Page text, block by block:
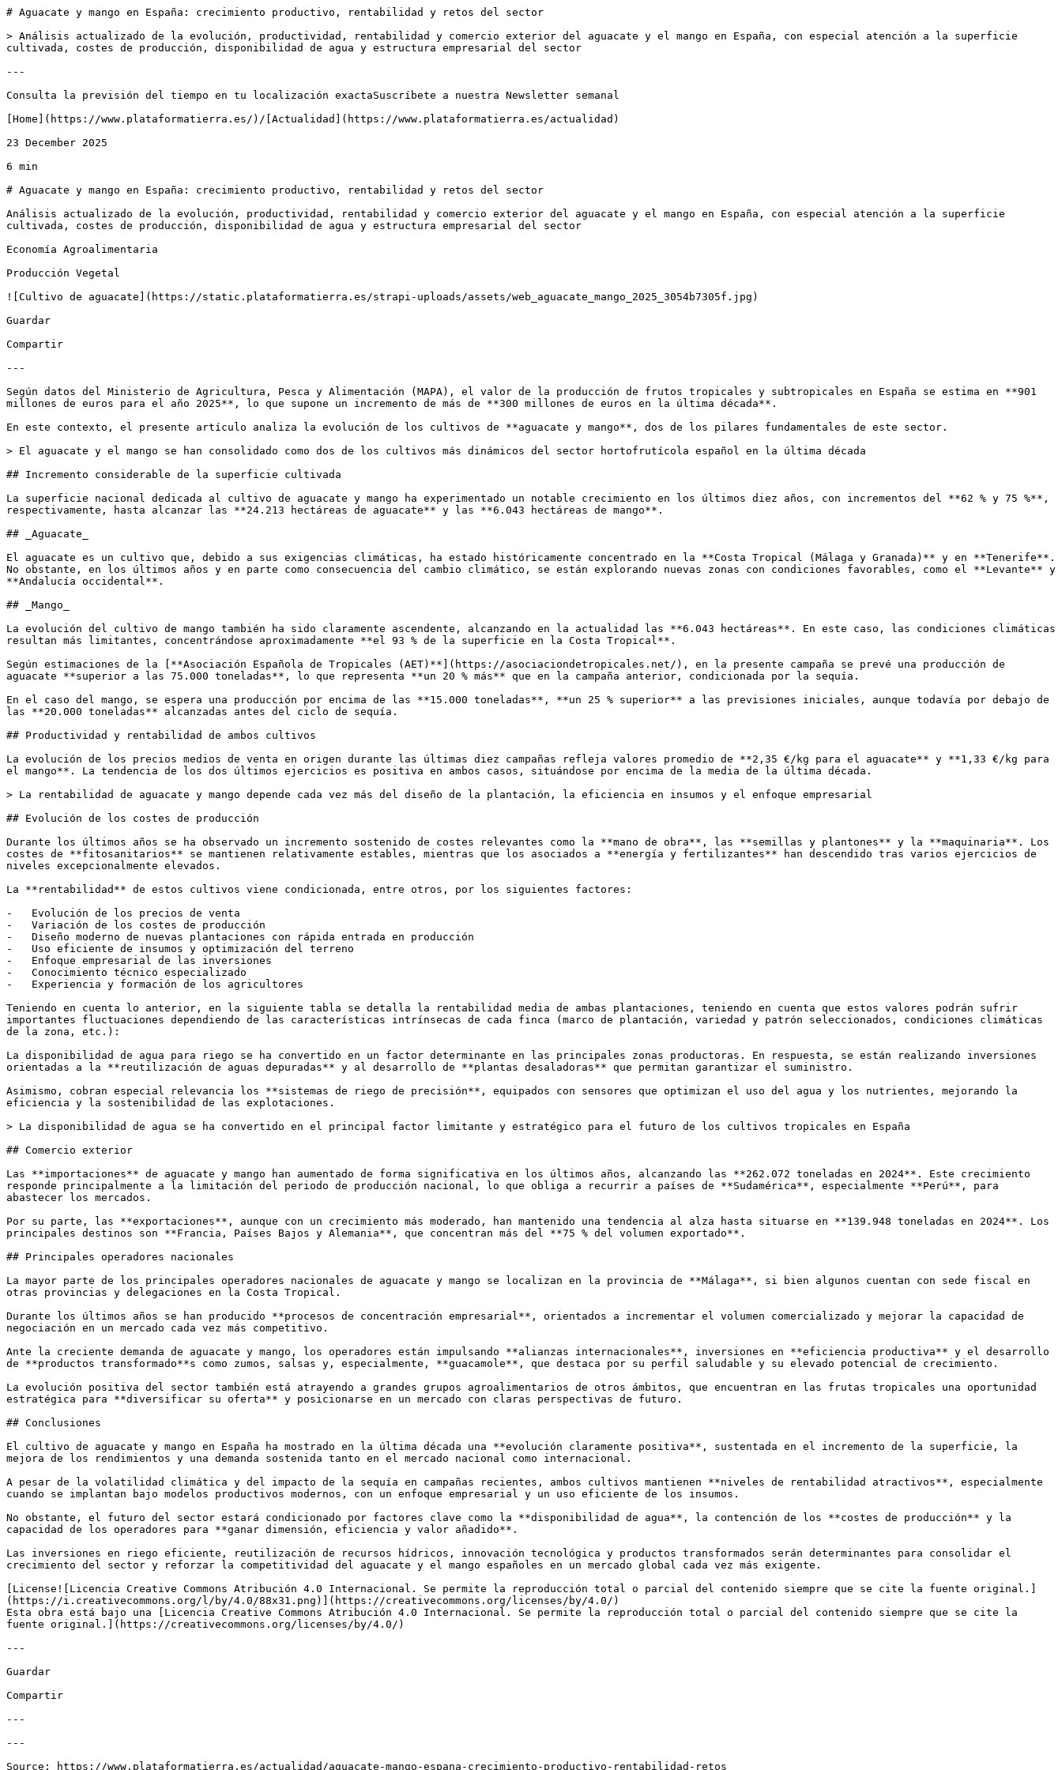
# Aguacate y mango en España: crecimiento productivo, rentabilidad y retos del sector
> Análisis actualizado de la evolución, productividad, rentabilidad y comercio exterior del aguacate y el mango en España, con especial atención a la superficie
cultivada, costes de producción, disponibilidad de agua y estructura empresarial del sector
---
Consulta la previsión del tiempo en tu localización exactaSuscríbete a nuestra Newsletter semanal
[Home](https://www.plataformatierra.es/)/[Actualidad](https://www.plataformatierra.es/actualidad)
23 December 2025
6 min
# Aguacate y mango en España: crecimiento productivo, rentabilidad y retos del sector
Análisis actualizado de la evolución, productividad, rentabilidad y comercio exterior del aguacate y el mango en España, con especial atención a la superficie
cultivada, costes de producción, disponibilidad de agua y estructura empresarial del sector
Economía Agroalimentaria
Producción Vegetal
![Cultivo de aguacate](https://static.plataformatierra.es/strapi-uploads/assets/web_aguacate_mango_2025_3054b7305f.jpg)
Guardar
Compartir
---
Según datos del Ministerio de Agricultura, Pesca y Alimentación (MAPA), el valor de la producción de frutos tropicales y subtropicales en España se estima en **901
millones de euros para el año 2025**, lo que supone un incremento de más de **300 millones de euros en la última década**.
En este contexto, el presente artículo analiza la evolución de los cultivos de **aguacate y mango**, dos de los pilares fundamentales de este sector.
> El aguacate y el mango se han consolidado como dos de los cultivos más dinámicos del sector hortofrutícola español en la última década
## Incremento considerable de la superficie cultivada
La superficie nacional dedicada al cultivo de aguacate y mango ha experimentado un notable crecimiento en los últimos diez años, con incrementos del **62 % y 75 %**,
respectivamente, hasta alcanzar las **24.213 hectáreas de aguacate** y las **6.043 hectáreas de mango**.
## _Aguacate_
El aguacate es un cultivo que, debido a sus exigencias climáticas, ha estado históricamente concentrado en la **Costa Tropical (Málaga y Granada)** y en **Tenerife**.
No obstante, en los últimos años y en parte como consecuencia del cambio climático, se están explorando nuevas zonas con condiciones favorables, como el **Levante** y
**Andalucía occidental**.
## _Mango_
La evolución del cultivo de mango también ha sido claramente ascendente, alcanzando en la actualidad las **6.043 hectáreas**. En este caso, las condiciones climáticas
resultan más limitantes, concentrándose aproximadamente **el 93 % de la superficie en la Costa Tropical**.
Según estimaciones de la [**Asociación Española de Tropicales (AET)**](https://asociaciondetropicales.net/), en la presente campaña se prevé una producción de
aguacate **superior a las 75.000 toneladas**, lo que representa **un 20 % más** que en la campaña anterior, condicionada por la sequía.
En el caso del mango, se espera una producción por encima de las **15.000 toneladas**, **un 25 % superior** a las previsiones iniciales, aunque todavía por debajo de
las **20.000 toneladas** alcanzadas antes del ciclo de sequía.
## Productividad y rentabilidad de ambos cultivos
La evolución de los precios medios de venta en origen durante las últimas diez campañas refleja valores promedio de **2,35 €/kg para el aguacate** y **1,33 €/kg para
el mango**. La tendencia de los dos últimos ejercicios es positiva en ambos casos, situándose por encima de la media de la última década.
> La rentabilidad de aguacate y mango depende cada vez más del diseño de la plantación, la eficiencia en insumos y el enfoque empresarial
## Evolución de los costes de producción
Durante los últimos años se ha observado un incremento sostenido de costes relevantes como la **mano de obra**, las **semillas y plantones** y la **maquinaria**. Los
costes de **fitosanitarios** se mantienen relativamente estables, mientras que los asociados a **energía y fertilizantes** han descendido tras varios ejercicios de
niveles excepcionalmente elevados.
La **rentabilidad** de estos cultivos viene condicionada, entre otros, por los siguientes factores:
-   Evolución de los precios de venta
-   Variación de los costes de producción
-   Diseño moderno de nuevas plantaciones con rápida entrada en producción
-   Uso eficiente de insumos y optimización del terreno
-   Enfoque empresarial de las inversiones
-   Conocimiento técnico especializado
-   Experiencia y formación de los agricultores
Teniendo en cuenta lo anterior, en la siguiente tabla se detalla la rentabilidad media de ambas plantaciones, teniendo en cuenta que estos valores podrán sufrir
importantes fluctuaciones dependiendo de las características intrínsecas de cada finca (marco de plantación, variedad y patrón seleccionados, condiciones climáticas
de la zona, etc.):
La disponibilidad de agua para riego se ha convertido en un factor determinante en las principales zonas productoras. En respuesta, se están realizando inversiones
orientadas a la **reutilización de aguas depuradas** y al desarrollo de **plantas desaladoras** que permitan garantizar el suministro.
Asimismo, cobran especial relevancia los **sistemas de riego de precisión**, equipados con sensores que optimizan el uso del agua y los nutrientes, mejorando la
eficiencia y la sostenibilidad de las explotaciones.
> La disponibilidad de agua se ha convertido en el principal factor limitante y estratégico para el futuro de los cultivos tropicales en España
## Comercio exterior
Las **importaciones** de aguacate y mango han aumentado de forma significativa en los últimos años, alcanzando las **262.072 toneladas en 2024**. Este crecimiento
responde principalmente a la limitación del periodo de producción nacional, lo que obliga a recurrir a países de **Sudamérica**, especialmente **Perú**, para
abastecer los mercados.
Por su parte, las **exportaciones**, aunque con un crecimiento más moderado, han mantenido una tendencia al alza hasta situarse en **139.948 toneladas en 2024**. Los
principales destinos son **Francia, Países Bajos y Alemania**, que concentran más del **75 % del volumen exportado**.
## Principales operadores nacionales
La mayor parte de los principales operadores nacionales de aguacate y mango se localizan en la provincia de **Málaga**, si bien algunos cuentan con sede fiscal en
otras provincias y delegaciones en la Costa Tropical.
Durante los últimos años se han producido **procesos de concentración empresarial**, orientados a incrementar el volumen comercializado y mejorar la capacidad de
negociación en un mercado cada vez más competitivo.
Ante la creciente demanda de aguacate y mango, los operadores están impulsando **alianzas internacionales**, inversiones en **eficiencia productiva** y el desarrollo
de **productos transformado**s como zumos, salsas y, especialmente, **guacamole**, que destaca por su perfil saludable y su elevado potencial de crecimiento.
La evolución positiva del sector también está atrayendo a grandes grupos agroalimentarios de otros ámbitos, que encuentran en las frutas tropicales una oportunidad
estratégica para **diversificar su oferta** y posicionarse en un mercado con claras perspectivas de futuro.
## Conclusiones
El cultivo de aguacate y mango en España ha mostrado en la última década una **evolución claramente positiva**, sustentada en el incremento de la superficie, la
mejora de los rendimientos y una demanda sostenida tanto en el mercado nacional como internacional.
A pesar de la volatilidad climática y del impacto de la sequía en campañas recientes, ambos cultivos mantienen **niveles de rentabilidad atractivos**, especialmente
cuando se implantan bajo modelos productivos modernos, con un enfoque empresarial y un uso eficiente de los insumos.
No obstante, el futuro del sector estará condicionado por factores clave como la **disponibilidad de agua**, la contención de los **costes de producción** y la
capacidad de los operadores para **ganar dimensión, eficiencia y valor añadido**.
Las inversiones en riego eficiente, reutilización de recursos hídricos, innovación tecnológica y productos transformados serán determinantes para consolidar el
crecimiento del sector y reforzar la competitividad del aguacate y el mango españoles en un mercado global cada vez más exigente.
[License![Licencia Creative Commons Atribución 4.0 Internacional. Se permite la reproducción total o parcial del contenido siempre que se cite la fuente original.]
(https://i.creativecommons.org/l/by/4.0/88x31.png)](https://creativecommons.org/licenses/by/4.0/)
Esta obra está bajo una [Licencia Creative Commons Atribución 4.0 Internacional. Se permite la reproducción total o parcial del contenido siempre que se cite la
fuente original.](https://creativecommons.org/licenses/by/4.0/)
---
Guardar
Compartir
---
---